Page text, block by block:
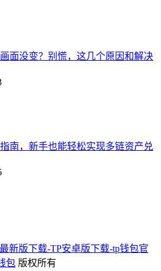
面没变？别慌，这几个原因和解决
南，新手也能轻松实现多链资产兑
新版下载-TP安卓版下载-tp钱包官
包 版权所有